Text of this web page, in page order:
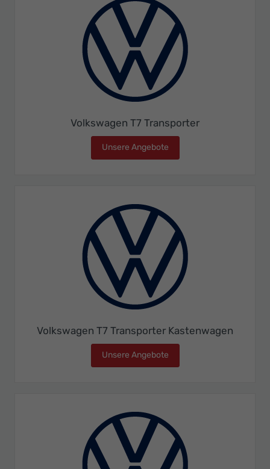
Volkswagen T7 Transporter
Unsere Angebote
Volkswagen T7 Transporter Kastenwagen
Unsere Angebote